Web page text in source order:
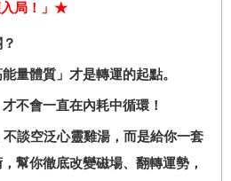
入局！」★
量體質」才是轉運的起點。
不會一直在內耗中循環！
不談空泛心靈雞湯，而是給你一套
幫你徹底改變磁場、翻轉運勢，